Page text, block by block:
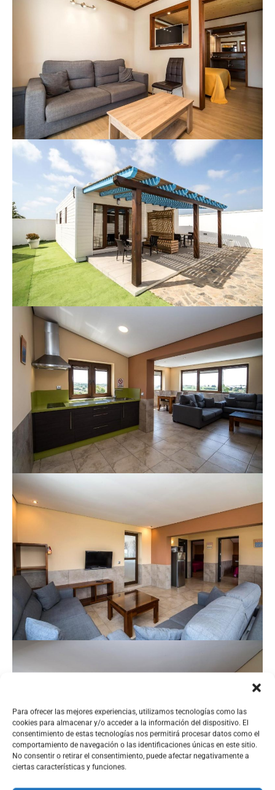
Para ofrecer las mejores experiencias, utilizamos tecnologías como las
cookies para almacenar y/o acceder a la información del dispositivo. El
consentimiento de estas tecnologías nos permitirá procesar datos como el
comportamiento de navegación o las identificaciones únicas en este sitio.
No consentir o retirar el consentimiento, puede afectar negativamente a
ciertas características y funciones.